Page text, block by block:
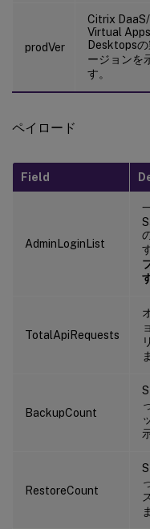
prodVer
Citrix
Virtual
Desktops
ージョンを
す。
ペイロード
Field
AdminLoginList
TotalApiRequests
BackupCount
RestoreCount